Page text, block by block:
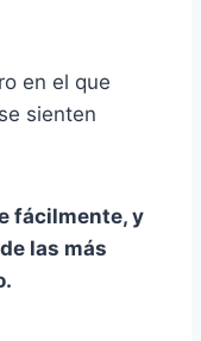
en el que
sienten
fácilmente, y
las más